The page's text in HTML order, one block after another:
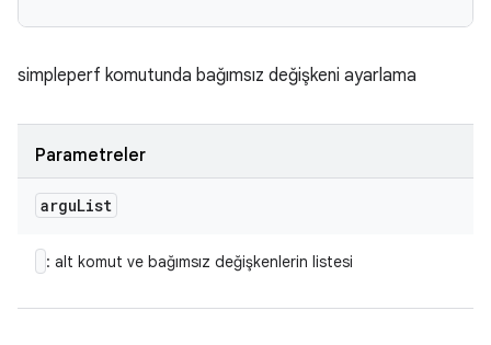
simpleperf komutunda bağımsız değişkeni ayarlama
Parametreler
arguList
: alt komut ve bağımsız değişkenlerin listesi